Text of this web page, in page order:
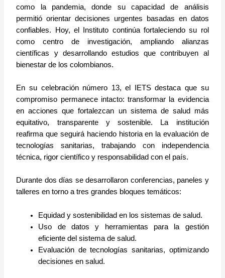
como la pandemia, donde su capacidad de análisis
permitió orientar decisiones urgentes basadas en datos
confiables. Hoy, el Instituto continúa fortaleciendo su rol
como centro de investigación, ampliando alianzas
científicas y desarrollando estudios que contribuyen al
bienestar de los colombianos.
En su celebración número 13, el IETS destaca que su
compromiso permanece intacto: transformar la evidencia
en acciones que fortalezcan un sistema de salud más
equitativo, transparente y sostenible. La institución
reafirma que seguirá haciendo historia en la evaluación de
tecnologías sanitarias, trabajando con independencia
técnica, rigor científico y responsabilidad con el país.
Durante dos días se desarrollaron conferencias, paneles y
talleres en torno a tres grandes bloques temáticos:
Equidad y sostenibilidad en los sistemas de salud.
Uso de datos y herramientas para la gestión
eficiente del sistema de salud.
Evaluación de tecnologías sanitarias, optimizando
decisiones en salud.